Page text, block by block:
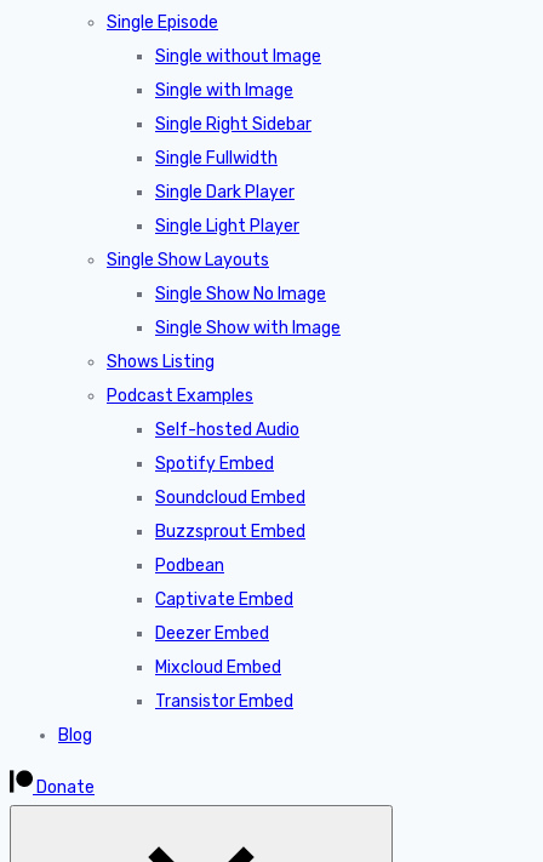
Single Episode
Single without Image
Single with Image
Single Right Sidebar
Single Fullwidth
Single Dark Player
Single Light Player
Single Show Layouts
Single Show No Image
Single Show with Image
Shows Listing
Podcast Examples
Self-hosted Audio
Spotify Embed
Soundcloud Embed
Buzzsprout Embed
Podbean
Captivate Embed
Deezer Embed
Mixcloud Embed
Transistor Embed
Blog
Donate